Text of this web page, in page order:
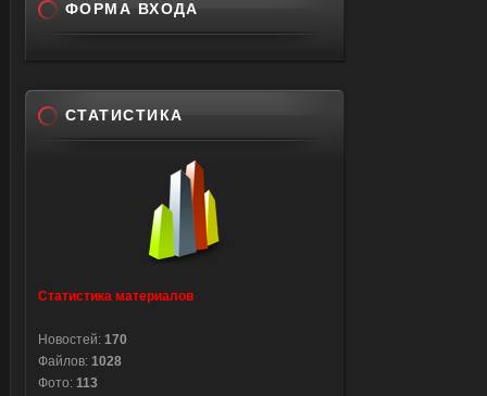
ФОРМА ВХОДА
СТАТИСТИКА
Статистика материалов
Новостей: 170
Файлов: 1028
Фото: 113